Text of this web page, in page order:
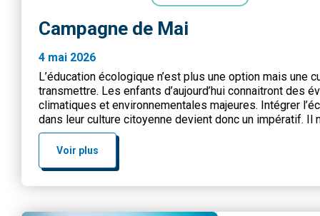
Campagne de Mai
4 mai 2026
L’éducation écologique n’est plus une option mais une
transmettre. Les enfants d’aujourd’hui connaitront des
climatiques et environnementales majeures. Intégrer
dans leur culture citoyenne devient donc un impératif. Il
appartient de les sensibiliser à ces sujets, de leur
décrypter les enjeux, mais aussi de développer un
et […]
Voir plus